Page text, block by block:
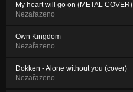
My heart will go on (METAL COVER)
Nezařazeno
Own Kingdom
Nezařazeno
Dokken - Alone without you (cover)
Nezařazeno